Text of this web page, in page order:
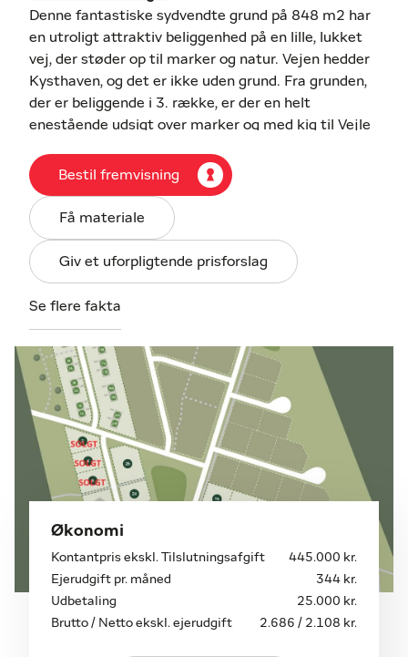
Denne fantastiske sydvendte grund på 848 m2 har
en utroligt attraktiv beliggenhed på en lille, lukket
vej, der støder op til marker og natur. Vejen hedder
Kysthaven, og det er ikke uden grund. Fra grunden,
der er beliggende i 3. række, er der en helt
enestående udsigt over marker og med kig til Vejle
en smuk maritim stemning på hverdagen.
Det er muligt at bygge i 2 plan (8,5 meter) på denne
fantastiske grund med 30% bebyggelsesprocent.
Grundene i 1. række må kun bebygges i 1 plan og
max højde til kip på 5m. Grunden er byggemodnet
og klar til at bygge på, men der er ikke byggepligt.
Det er endda muligt med 0% Grund Finansiering de
første 24 måneder !!
Kontakt mægler for yderligere information.
Området:
Grunden er beliggende i et delvis udbygget
villaområde, hvor børnene kan lege trygt. Naturen
er altid lige ved hånden, og der er kort gåafstand til
5 min til Juelsminde midtby og det attraktive
havnemiljø. I midtbyen kan du gøre dine
dagligvareindkøb, gå på cafe/restaurant, shoppe,
besøge naturlegepladsen og den smukke golfbane
m.v.
Bestil fremvisning
Få materiale
Giv et uforpligtende prisforslag
Se flere fakta
Økonomi
Kontantpris ekskl. Tilslutningsafgift
445.000 kr.
Ejerudgift pr. måned
344 kr.
Udbetaling
25.000 kr.
Brutto / Netto ekskl. ejerudgift
2.686 / 2.108 kr.